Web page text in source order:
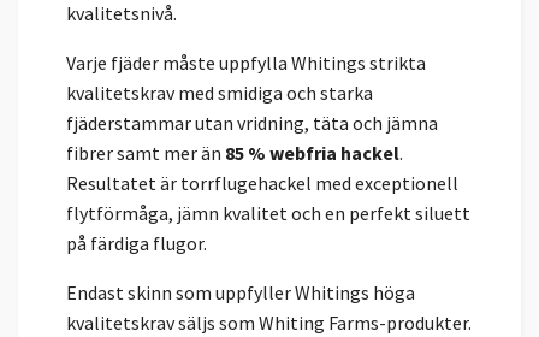
kvalitetsnivå.
Varje fjäder måste uppfylla Whitings strikta
kvalitetskrav med smidiga och starka
fjäderstammar utan vridning, täta och jämna
fibrer samt mer än 85 % webfria hackel.
Resultatet är torrflugehackel med exceptionell
flytförmåga, jämn kvalitet och en perfekt siluett
på färdiga flugor.
Endast skinn som uppfyller Whitings höga
kvalitetskrav säljs som Whiting Farms-produkter.